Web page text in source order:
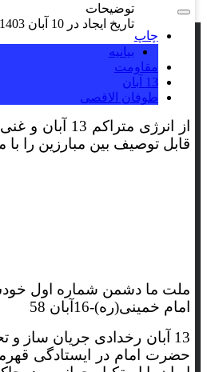
چاپ
توضیحات
تاریخ ایجاد در 10 آبان 1403
بیانیه
مقاومت
13 آبان
طوفان الاقصی
از انرژی
قابل توصیف بین مبارزین را با
ملت ما دشمن شماره اول
امام خمینی(ره)-16آبان 58
حضرت امام در ایستادگی